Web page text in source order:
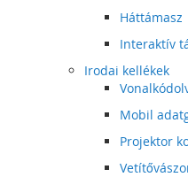
Háttámasz
Interaktív
Irodai kellékek
Mobil
Projektor